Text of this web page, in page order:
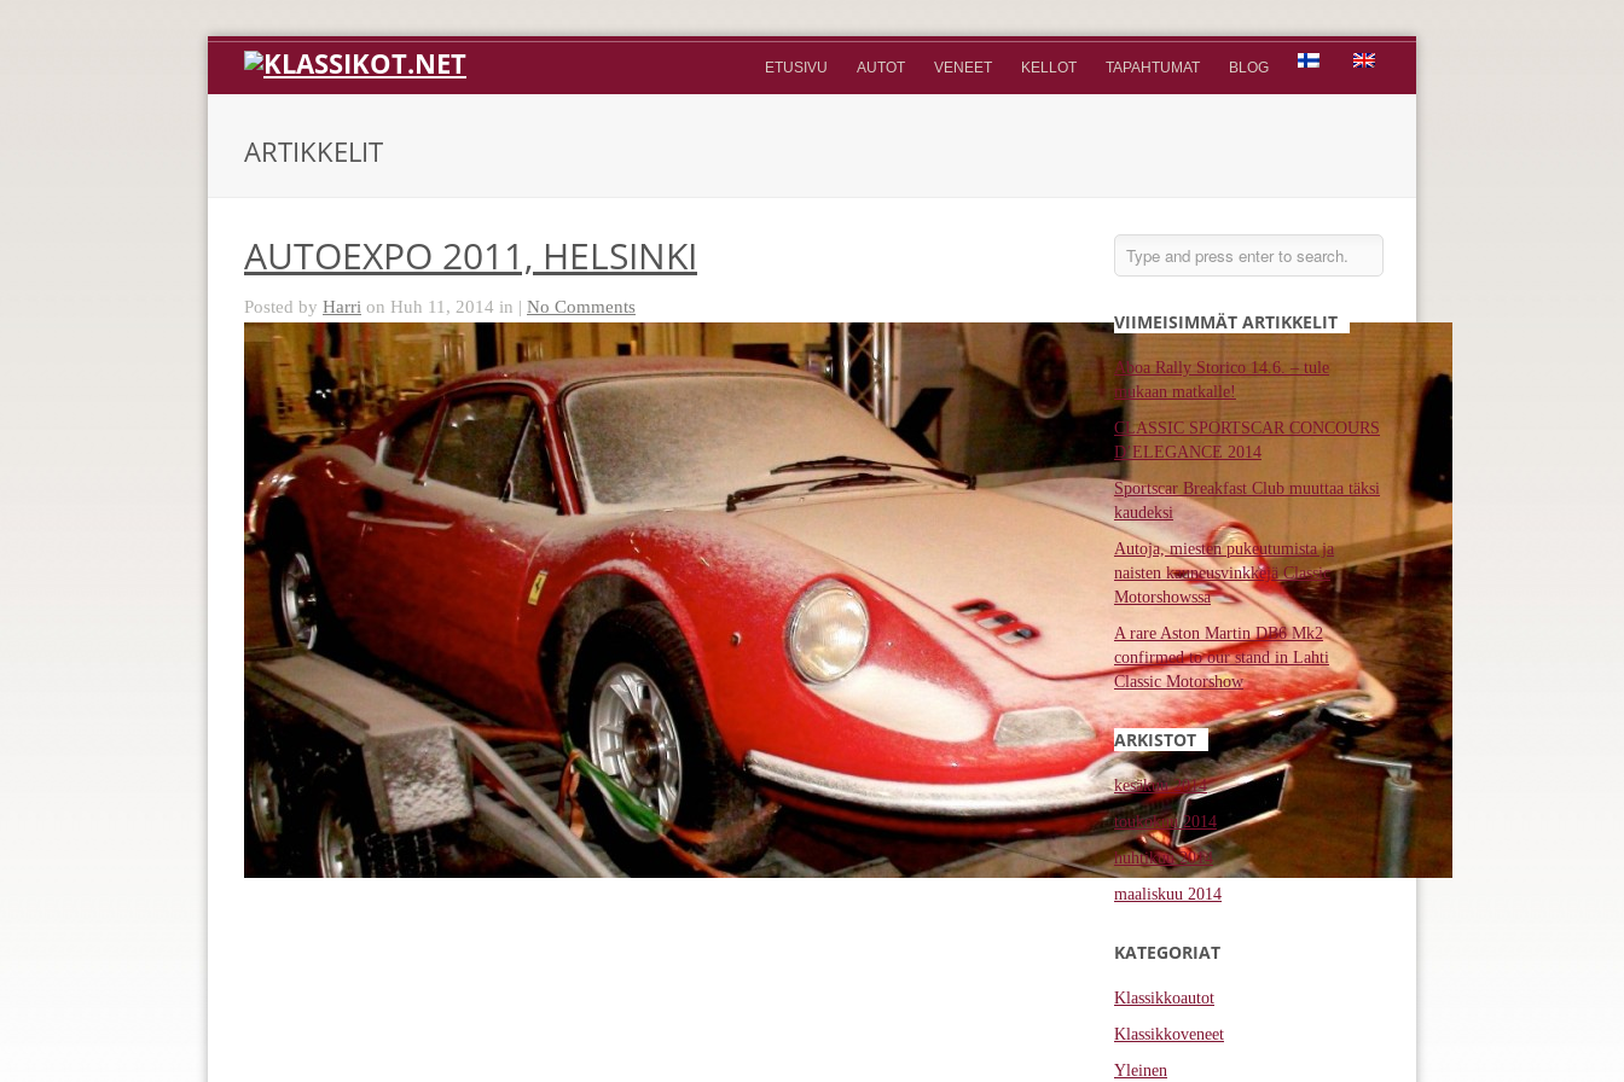
ETUSIVU AUTOT VENEET KELLOT TAPAHTUMAT BLOG
ARTIKKELIT
AUTOEXPO 2011, HELSINKI
Posted by Harri on Huh 11, 2014 in | No Comments
VIIMEISIMMÄT ARTIKKELIT
Aboa Rally Storico 14.6. – tule
mukaan matkalle!
CLASSIC SPORTSCAR CONCOURS
D’ELEGANCE 2014
Sportscar Breakfast Club muuttaa täksi
kaudeksi
Autoja, miesten pukeutumista ja
naisten kauneusvinkkejä Classic
Motorshowssa
A rare Aston Martin DB6 Mk2
confirmed to our stand in Lahti
Classic Motorshow
ARKISTOT
kesäkuu 2014
toukokuu 2014
huhtikuu 2014
maaliskuu 2014
KATEGORIAT
Klassikkoautot
Klassikkoveneet
Yleinen